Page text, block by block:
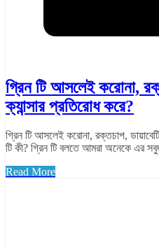
গ্রিন টি আসলেই করোনা,
ক্যান্সার প্রতিরোধ করে?
গ্রিন টি আসলেই করোনা, রক্তচাপ,
টি কী? গ্রিন টি বলতে আমরা অনেকে এর
Read More